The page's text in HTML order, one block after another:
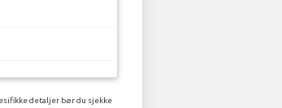
detaljer bør du sjekke